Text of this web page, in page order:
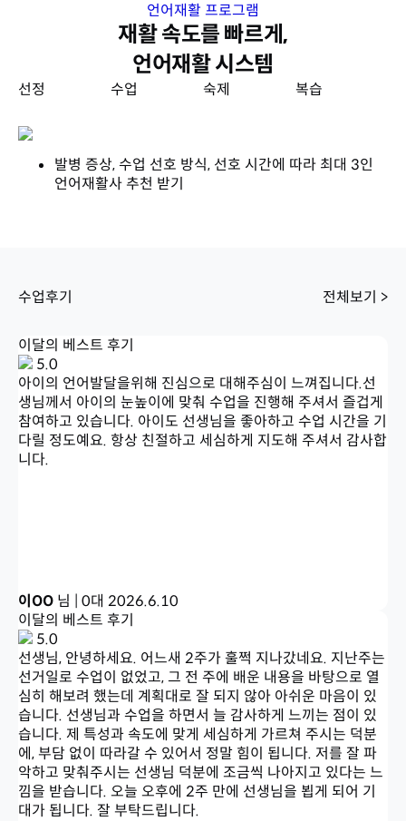
언어재활 프로그램
재활 속도를 빠르게,
언어재활 시스템
선정 수업 숙제 복습
발병 증상, 수업 선호 방식, 선호 시간에 따라 최대 3인
언어재활사 추천 받기
수업후기 전체보기 >
이달의 베스트 후기
5.0
아이의 언어발달을위해 진심으로 대해주심이 느껴집니다.선
생님께서 아이의 눈높이에 맞춰 수업을 진행해 주셔서 즐겁게
참여하고 있습니다. 아이도 선생님을 좋아하고 수업 시간을 기
다릴 정도예요. 항상 친절하고 세심하게 지도해 주셔서 감사합
니다.
이OO 님 | 0대 2026.6.10
이달의 베스트 후기
5.0
선생님, 안녕하세요. 어느새 2주가 훌쩍 지나갔네요. 지난주는
선거일로 수업이 없었고, 그 전 주에 배운 내용을 바탕으로 열
심히 해보려 했는데 계획대로 잘 되지 않아 아쉬운 마음이 있
습니다. 선생님과 수업을 하면서 늘 감사하게 느끼는 점이 있
습니다. 제 특성과 속도에 맞게 세심하게 가르쳐 주시는 덕분
에, 부담 없이 따라갈 수 있어서 정말 힘이 됩니다. 저를 잘 파
악하고 맞춰주시는 선생님 덕분에 조금씩 나아지고 있다는 느
낌을 받습니다. 오늘 오후에 2주 만에 선생님을 뵙게 되어 기
대가 됩니다. 잘 부탁드립니다.